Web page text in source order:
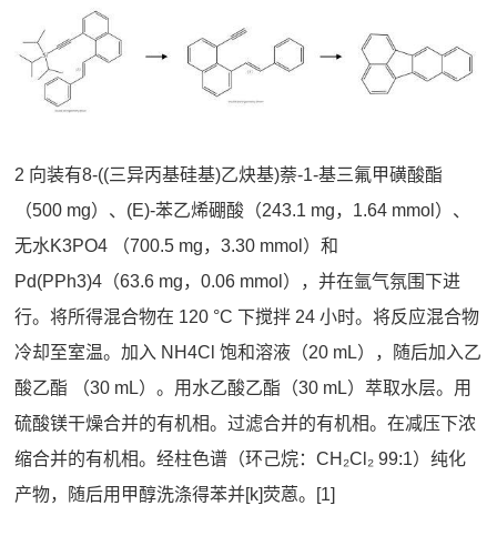
2 向装有8-((三异丙基硅基)乙炔基)萘-1-基三氟甲磺酸酯
（500 mg）、(E)-苯乙烯硼酸（243.1 mg，1.64 mmol）、
无水K3PO4 （700.5 mg，3.30 mmol）和
Pd(PPh3)4（63.6 mg，0.06 mmol），并在氩气氛围下进
行。将所得混合物在 120 °C 下搅拌 24 小时。将反应混合物
冷却至室温。加入 NH4Cl 饱和溶液（20 mL），随后加入乙
酸乙酯 （30 mL）。用水乙酸乙酯（30 mL）萃取水层。用
硫酸镁干燥合并的有机相。过滤合并的有机相。在减压下浓
缩合并的有机相。经柱色谱（环己烷：CH₂Cl₂ 99:1）纯化
产物，随后用甲醇洗涤得苯并[k]荧蒽‌。[1]